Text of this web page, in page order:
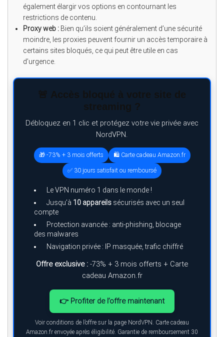
également élargir vos options en contournant les
restrictions de contenu.
Proxy web : Bien qu’ils soient généralement d’une sécurité
moindre, les proxies peuvent fournir un accès temporaire à
certains sites bloqués, ce qui peut être utile en cas
d’urgence.
🚨 Accès bloqué à votre site de
streaming ?
Débloquez en 1 clic et protégez votre vie privée avec
NordVPN.
🎁 -73% + 3 mois offerts 🛍️ Carte cadeau Amazon.fr
✅ 30 jours satisfait ou remboursé
Le VPN numéro 1 dans le monde !
Jusqu’à 10 appareils sécurisés avec un seul
compte
Protection avancée : anti-phishing, blocage
des malwares
Navigation privée : IP masquée, trafic chiffré
Offre exclusive : -73% + 3 mois offerts + Carte
cadeau Amazon.fr
👉 Profiter de l’offre maintenant
Voir conditions de l’offre sur la page NordVPN. Carte cadeau
Amazon.fr envoyée après éligibilité. Garantie de remboursement 30